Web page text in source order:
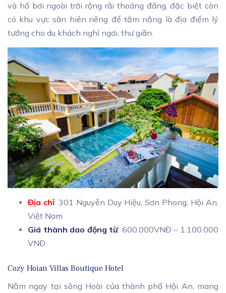
và hồ bơi ngoài trời rộng rãi thoáng đãng, đặc biệt còn
có khu vực sân hiên riêng để tắm nắng là địa điểm lý
tưởng cho du khách nghỉ ngơi, thư giãn.
Địa chỉ: 301 Nguyễn Duy Hiệu, Sơn Phong, Hội An,
Việt Nam
Giá thành dao động từ: 600.000VNĐ – 1.100.000
VNĐ
Cozy Hoian Villas Boutique Hotel
Nằm ngay tại sông Hoài của thành phố Hội An, mang